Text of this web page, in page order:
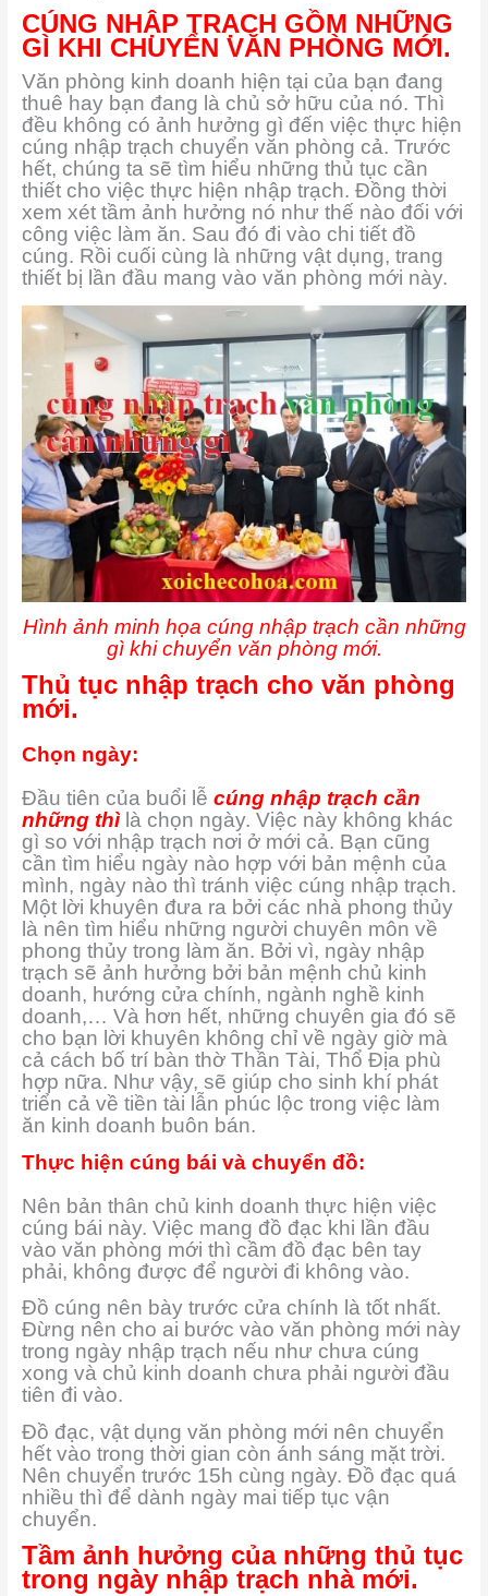
CÚNG NHẬP TRẠCH GỒM NHỮNG
GÌ KHI CHUYỂN VĂN PHÒNG MỚI.
Văn phòng kinh doanh hiện tại của bạn đang
thuê hay bạn đang là chủ sở hữu của nó. Thì
đều không có ảnh hưởng gì đến việc thực hiện
cúng nhập trạch chuyển văn phòng cả. Trước
hết, chúng ta sẽ tìm hiểu những thủ tục cần
thiết cho việc thực hiện nhập trạch. Đồng thời
xem xét tầm ảnh hưởng nó như thế nào đối với
công việc làm ăn. Sau đó đi vào chi tiết đồ
cúng. Rồi cuối cùng là những vật dụng, trang
thiết bị lần đầu mang vào văn phòng mới này.
Hình ảnh minh họa cúng nhập trạch cần những
gì khi chuyển văn phòng mới.
Thủ tục nhập trạch cho văn phòng
mới.
Chọn ngày:
Đầu tiên của buổi lễ cúng nhập trạch cần
những thìlà chọn ngày. Việc này không khác
gì so với nhập trạch nơi ở mới cả. Bạn cũng
cần tìm hiểu ngày nào hợp với bản mệnh của
mình, ngày nào thì tránh việc cúng nhập trạch.
Một lời khuyên đưa ra bởi các nhà phong thủy
là nên tìm hiểu những người chuyên môn về
phong thủy trong làm ăn. Bởi vì, ngày nhập
trạch sẽ ảnh hưởng bởi bản mệnh chủ kinh
doanh, hướng cửa chính, ngành nghề kinh
doanh,… Và hơn hết, những chuyên gia đó sẽ
cho bạn lời khuyên không chỉ về ngày giờ mà
cả cách bố trí bàn thờ Thần Tài, Thổ Địa phù
hợp nữa. Như vậy, sẽ giúp cho sinh khí phát
triển cả về tiền tài lẫn phúc lộc trong việc làm
ăn kinh doanh buôn bán.
Thực hiện cúng bái và chuyển đồ:
Nên bản thân chủ kinh doanh thực hiện việc
cúng bái này. Việc mang đồ đạc khi lần đầu
vào văn phòng mới thì cầm đồ đạc bên tay
phải, không được để người đi không vào.
Đồ cúng nên bày trước cửa chính là tốt nhất.
Đừng nên cho ai bước vào văn phòng mới này
trong ngày nhập trạch nếu như chưa cúng
xong và chủ kinh doanh chưa phải người đầu
tiên đi vào.
Đồ đạc, vật dụng văn phòng mới nên chuyển
hết vào trong thời gian còn ánh sáng mặt trời.
Nên chuyển trước 15h cùng ngày. Đồ đạc quá
nhiều thì để dành ngày mai tiếp tục vận
chuyển.
Tầm ảnh hưởng của những thủ tục
trong ngày nhập trạch nhà mới.